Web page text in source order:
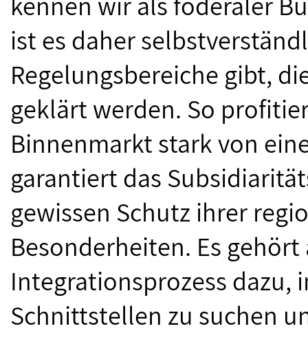
ist es daher
Regelungsbereiche gibt,
geklärt werden. So
Binnenmarkt stark von
garantiert das
gewissen Schutz ihrer
Besonderheiten. Es
Integrationsprozess dazu,
Schnittstellen zu suchen